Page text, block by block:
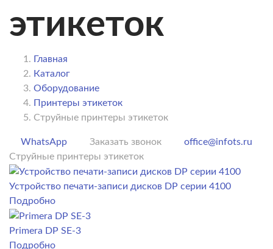
этикеток
Главная
Каталог
Оборудование
Принтеры этикеток
Струйные принтеры этикеток
WhatsApp Заказать звонок
office@infots.ru
Струйные принтеры этикеток
Устройство печати-записи дисков DP серии 4100
Подробно
Primera DP SE-3
Подробно